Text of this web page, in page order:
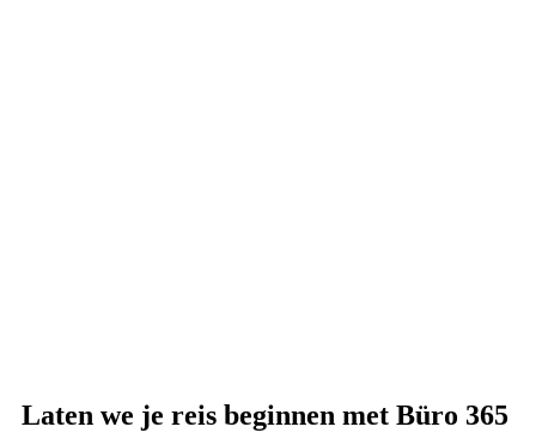
Laten we je reis beginnen met Büro 365